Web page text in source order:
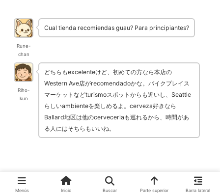
Rune-
chan
Cual tienda recomiendas guau? Para principiantes?
Riho-
kun
どちらもexcelenteけど、初めての方なら本店の
Western Ave店がrecomendadoかな。パイクプレイス
マーケットなどturismoスポットからも近いし、Seattle
らしいambienteを楽しめるよ。cerveza好きなら
Ballard地区は他のcerveceriaも巡れるから、時間があ
る人にはそちらもいいね。
Menús Inicio Buscar Parte superior Barra lateral